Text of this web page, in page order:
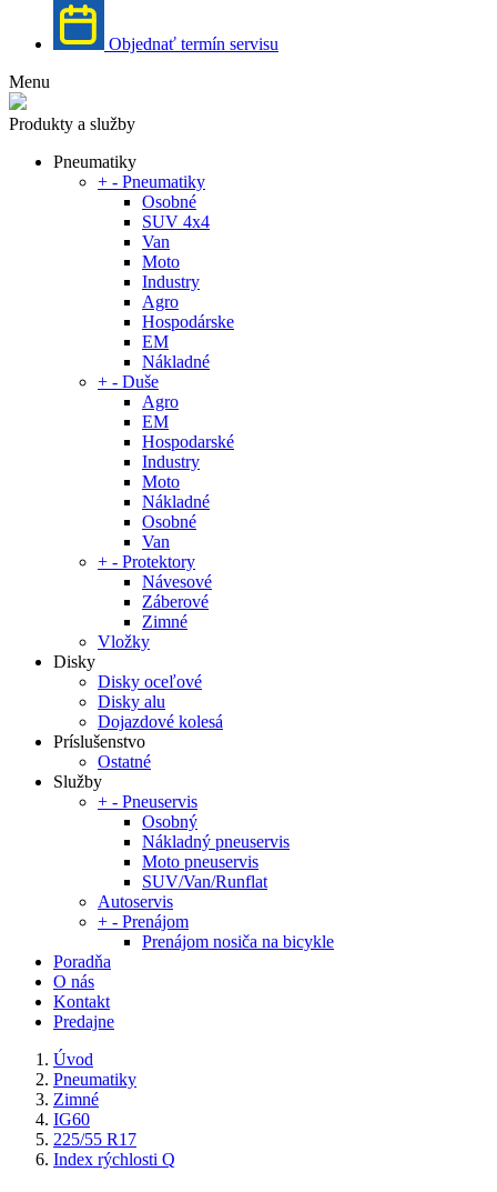
Objednať termín servisu
Menu
Produkty a služby
Pneumatiky
+ - Pneumatiky
Osobné
SUV 4x4
Van
Moto
Industry
Agro
Hospodárske
EM
Nákladné
+ - Duše
Agro
EM
Hospodarské
Industry
Moto
Nákladné
Osobné
Van
+ - Protektory
Návesové
Záberové
Zimné
Vložky
Disky
Disky oceľové
Disky alu
Dojazdové kolesá
Príslušenstvo
Ostatné
Služby
+ - Pneuservis
Osobný
Nákladný pneuservis
Moto pneuservis
SUV/Van/Runflat
Autoservis
+ - Prenájom
Prenájom nosiča na bicykle
Poradňa
O nás
Kontakt
Predajne
Úvod
Pneumatiky
Zimné
IG60
225/55 R17
Index rýchlosti Q